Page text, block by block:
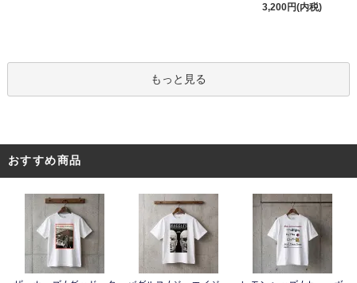
3,200円(内税)
もっと見る
おすすめ商品